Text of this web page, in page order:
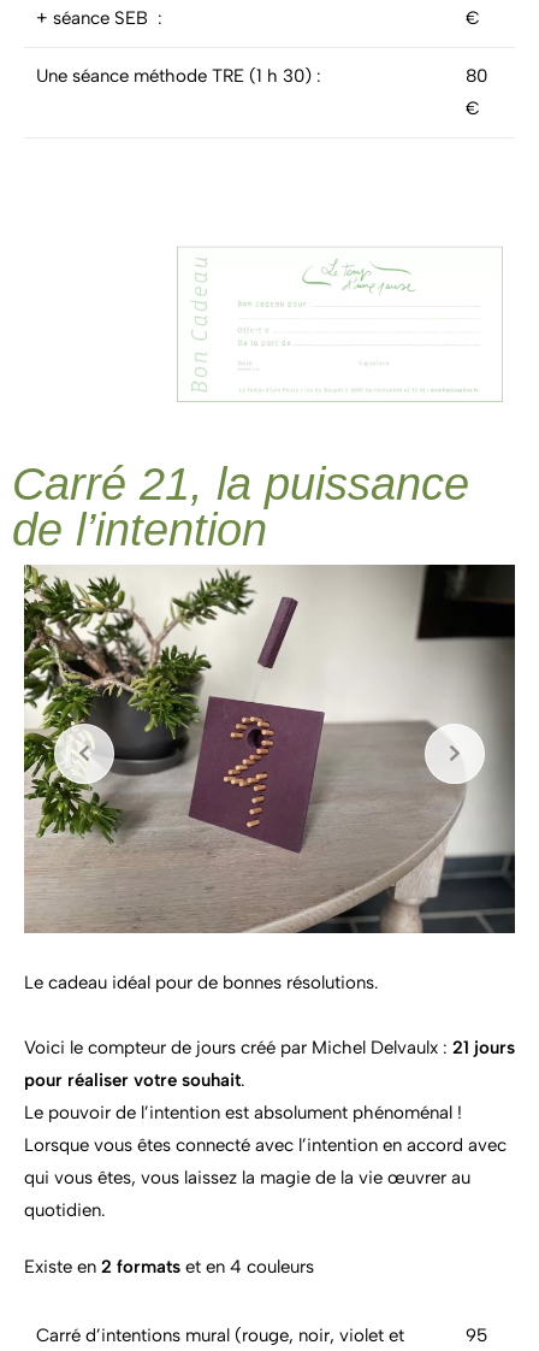
+ séance SEB : €
Une séance méthode TRE (1 h 30) :
80
€
Carré 21, la puissance
de l’intention
Le cadeau idéal pour de bonnes résolutions.
Voici le compteur de jours créé par Michel Delvaulx : 21 jours
pour réaliser votre souhait.
Le pouvoir de l’intention est absolument phénoménal !
Lorsque vous êtes connecté avec l’intention en accord avec
qui vous êtes, vous laissez la magie de la vie œuvrer au
quotidien.
Existe en 2 formats et en 4 couleurs
Carré d’intentions mural (rouge, noir, violet et
95